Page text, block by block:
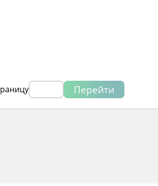
Перейти